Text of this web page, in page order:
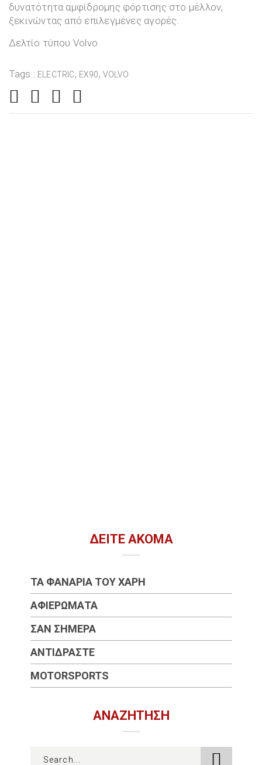
δυνατότητα αμφίδρομης φόρτισης στο μέλλον,
ξεκινώντας από επιλεγμένες αγορές.
Δελτίο τύπου Volvo
Tags : ELECTRIC, EX90, VOLVO
ΔΕΊΤΕ ΑΚΌΜΑ
ΤΑ ΦΑΝΆΡΙΑ ΤΟΥ ΧΆΡΗ
ΑΦΙΕΡΏΜΑΤΑ
ΣΑΝ ΣΉΜΕΡΑ
ΑΝΤΙΔΡΆΣΤΕ
MOTORSPORTS
ΑΝΑΖΉΤΗΣΗ